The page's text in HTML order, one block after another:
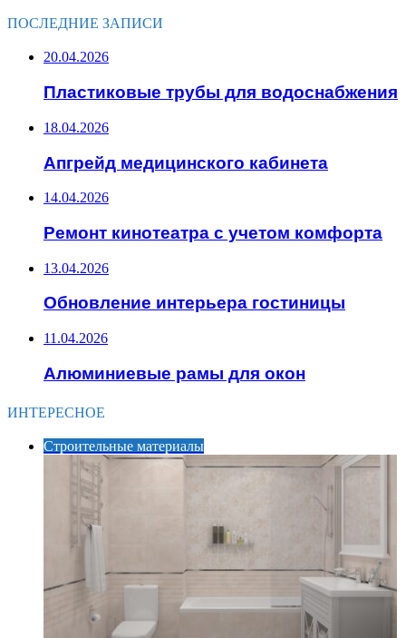
ПОСЛЕДНИЕ ЗАПИСИ
20.04.2026
Пластиковые трубы для водоснабжения
18.04.2026
Апгрейд медицинского кабинета
14.04.2026
Ремонт кинотеатра с учетом комфорта
13.04.2026
Обновление интерьера гостиницы
11.04.2026
Алюминиевые рамы для окон
ИНТЕРЕСНОЕ
Строительные материалы